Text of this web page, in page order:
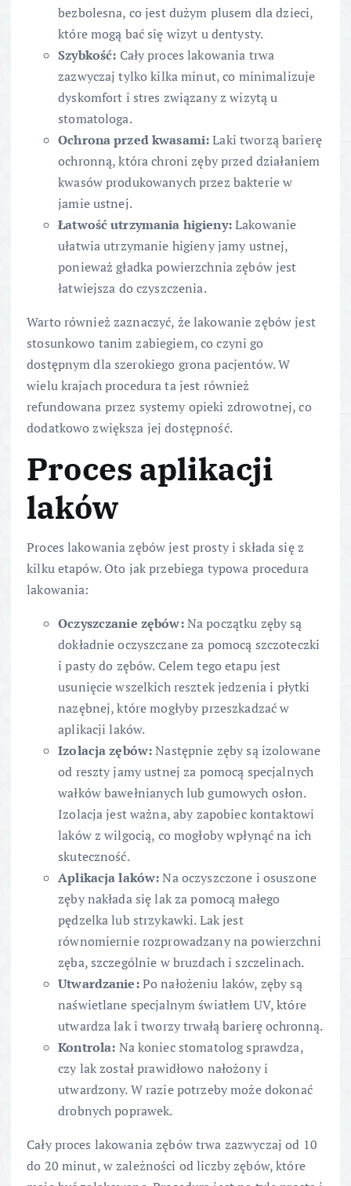
bezbolesna, co jest dużym plusem dla dzieci,
które mogą bać się wizyt u dentysty.
Szybkość: Cały proces lakowania trwa
zazwyczaj tylko kilka minut, co minimalizuje
dyskomfort i stres związany z wizytą u
stomatologa.
Ochrona przed kwasami:Laki tworzą barierę
ochronną, która chroni zęby przed działaniem
kwasów produkowanych przez bakterie w
jamie ustnej.
Łatwość utrzymania higieny:Lakowanie
ułatwia utrzymanie higieny jamy ustnej,
ponieważ gładka powierzchnia zębów jest
łatwiejsza do czyszczenia.
Warto również zaznaczyć, że lakowanie zębów jest
stosunkowo tanim zabiegiem, co czyni go
dostępnym dla szerokiego grona pacjentów. W
wielu krajach procedura ta jest również
refundowana przez systemy opieki zdrowotnej, co
dodatkowo zwiększa jej dostępność.
Proces aplikacji
laków
Proces lakowania zębów jest prosty i składa się z
kilku etapów. Oto jak przebiega typowa procedura
lakowania:
Oczyszczanie zębów:Na początku zęby są
dokładnie oczyszczane za pomocą szczoteczki
i pasty do zębów. Celem tego etapu jest
usunięcie wszelkich resztek jedzenia i płytki
nazębnej, które mogłyby przeszkadzać w
aplikacji laków.
Izolacja zębów:Następnie zęby są izolowane
od reszty jamy ustnej za pomocą specjalnych
wałków bawełnianych lub gumowych osłon.
Izolacja jest ważna, aby zapobiec kontaktowi
laków z wilgocią, co mogłoby wpłynąć na ich
skuteczność.
Aplikacja laków:Na oczyszczone i osuszone
zęby nakłada się lak za pomocą małego
pędzelka lub strzykawki. Lak jest
równomiernie rozprowadzany na powierzchni
zęba, szczególnie w bruzdach i szczelinach.
Utwardzanie:Po nałożeniu laków, zęby są
naświetlane specjalnym światłem UV, które
utwardza lak i tworzy trwałą barierę ochronną.
Kontrola: Na koniec stomatolog sprawdza,
czy lak został prawidłowo nałożony i
utwardzony. W razie potrzeby może dokonać
drobnych poprawek.
Cały proces lakowania zębów trwa zazwyczaj od 10
do 20 minut, w zależności od liczby zębów, które